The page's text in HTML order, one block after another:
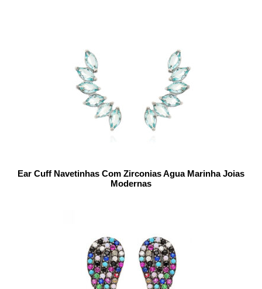
Ear Cuff Navetinhas Com Zirconias Agua Marinha Joias
Modernas